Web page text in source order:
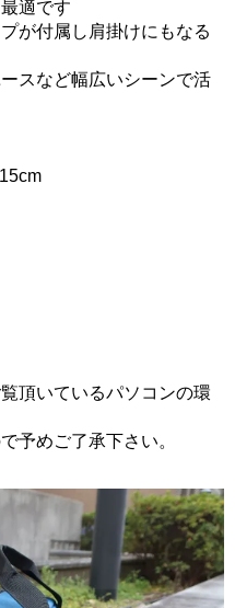
適です
が付属し肩掛けにもなる
スなど幅広いシーンで活
頂いているパソコンの環
予めご了承下さい。